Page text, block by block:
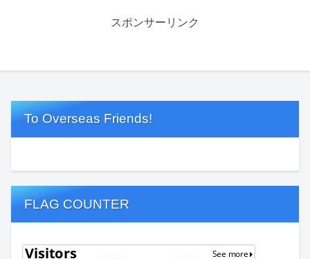
スポンサーリンク
To Overseas Friends!
FLAG COUNTER